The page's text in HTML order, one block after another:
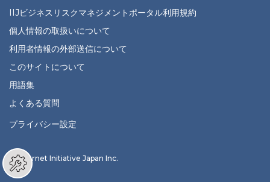
IIJビジネスリスクマネジメントポータル利用規約
個人情報の取扱いについて
利用者情報の外部送信について
このサイトについて
用語集
よくある質問
プライバシー設定
© Internet Initiative Japan Inc.